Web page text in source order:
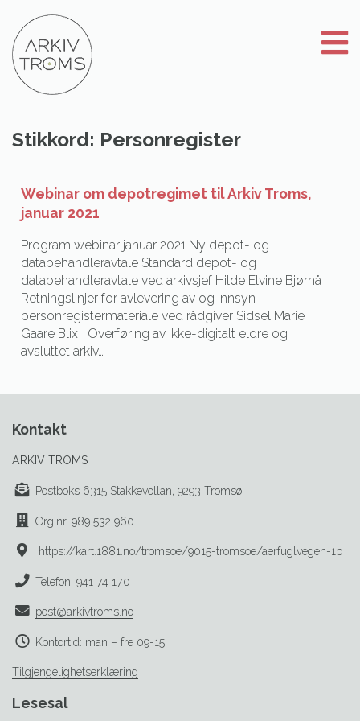
innhold
Stikkord: Personregister
Webinar om depotregimet til Arkiv Troms,
januar 2021
Program webinar januar 2021 Ny depot- og
databehandleravtale Standard depot- og
databehandleravtale ved arkivsjef Hilde Elvine Bjørnå
Retningslinjer for avlevering av og innsyn i
personregistermateriale ved rådgiver Sidsel Marie
Gaare Blix Overføring av ikke-digitalt eldre og
avsluttet arkiv…
Kontakt
ARKIV TROMS
Postboks 6315 Stakkevollan, 9293 Tromsø
Org.nr. 989 532 960
https://kart.1881.no/tromsoe/9015-tromsoe/aerfuglvegen-1b
Telefon: 941 74 170
post@arkivtroms.no
Kontortid: man – fre 09-15
Tilgjengelighetserklæring
Lesesal